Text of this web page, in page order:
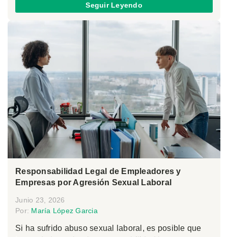
Seguir Leyendo
Responsabilidad Legal de Empleadores y
Empresas por Agresión Sexual Laboral
Junio 23, 2026
Por: María López Garcia
Si ha sufrido abuso sexual laboral, es posible que